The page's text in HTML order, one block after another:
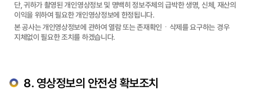
단, 귀하가 촬영된 개인영상정보 및 명백히 정보주체의 급박한 생명, 신체, 재산의
이익을 위하여 필요한 개인영상정보에 한정됩니다.
본 공사는 개인영상정보에 관하여 열람 또는 존재확인ㆍ삭제를 요구하는 경우
지체없이 필요한 조치를 하겠습니다.
8. 영상정보의 안전성 확보조치